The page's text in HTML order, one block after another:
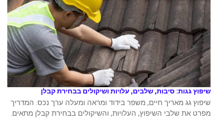
שיפוץ גגות: סיבות, שלבים, עלויות ושיקולים בבחירת קבלן
שיפוץ גג מאריך חיים, משפר בידוד ומראה ומעלה ערך נכס. המדריך
מפרט את שלבי השיפוץ, העלויות, והשיקולים בבחירת קבלן מתאים.